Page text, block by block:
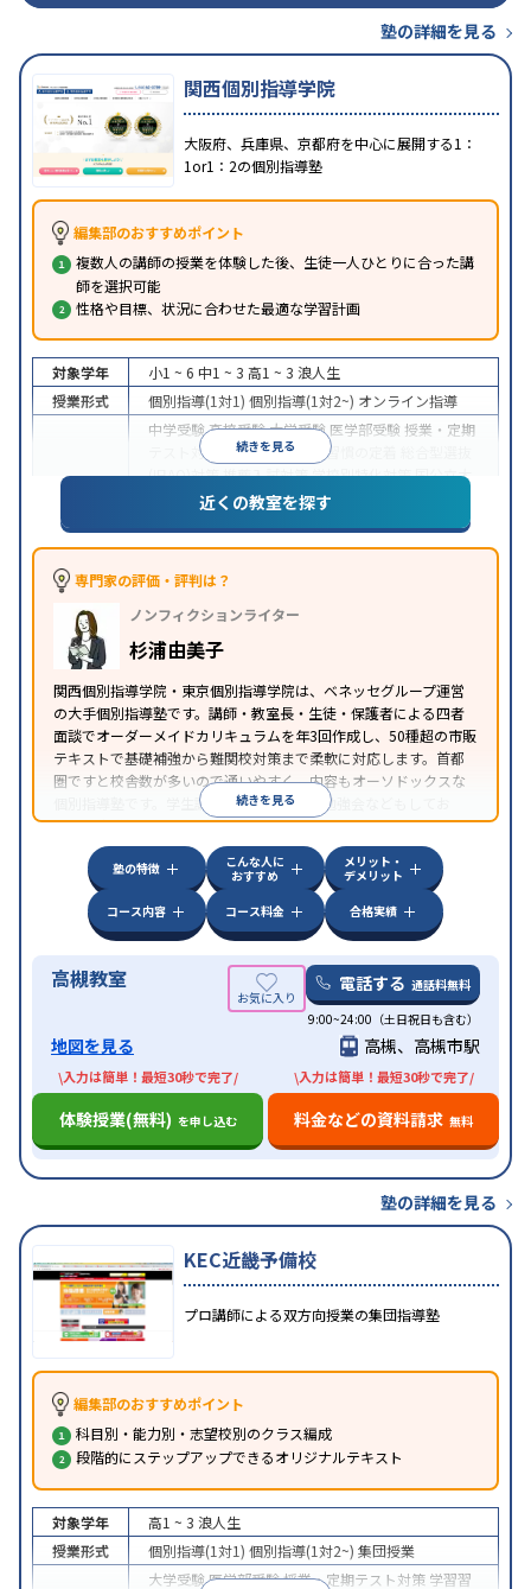
塾の詳細を見る
関西個別指導学院
大阪府、兵庫県、京都府を中心に展開する1：
1or1：2の個別指導塾
編集部のおすすめポイント
複数人の講師の授業を体験した後、生徒一人ひとりに合った講
師を選択可能
性格や目標、状況に合わせた最適な学習計画
続きを見る
対象学年 小1 ~ 6 中1 ~ 3 高1 ~ 3 浪人生
授業形式
個別指導(1対1) 個別指導(1対2~) オンライン指導
中学受験高校受験大学受験 医学部受験 授業・定期
テスト対策
内申点対策 学習習慣の定着
(旧AO)対策推薦入試対策学校別特化対策国公立大
私大対策共通テスト対策
その他科目別特化
中高一貫校生に対応
校生に対応 オンライン対応
節講習のみの受講可発達障害の子どもに対応
室あり
近くの教室を探す
専門家の評価・評判は？
ノンフィクションライター
杉浦由美子
関西個別指導学院・東京個別指導学院は、ベネッセグループ運営
の大手個別指導塾です。講師・教室長・生徒・保護者による四者
面談でオーダーメイドカリキュラムを年3回作成し、50種超の市販
テキストで基礎補強から難関校対策まで柔軟に対応します。首都
圏ですと校舎数が多いので通いやすく、内容もオーソドックスな
個別指導塾です。学生講師たちが自主的に勉強会などもしてお
り、学生講師の頑張りが目立ちます。
続きを見る
塾の特徴
こんな人に
おすすめ
メリット・
デメリット
コース内容
コース料金 合格実績
高槻教室 電話する 通話料無料
9:00~24:00（土日祝日も含む）
地図を見る 高槻、高槻市駅
\入力は簡単！最短30秒で完了/
体験授業(無料) を申し込む
\入力は簡単！最短30秒で完了/
料金などの資料請求 無料
塾の詳細を見る
KEC近畿予備校
プロ講師による双方向授業の集団指導塾
編集部のおすすめポイント
科目別・能力別・志望校別のクラス編成
段階的にステップアップできるオリジナルテキスト
対象学年 高1 ~ 3 浪人生
授業形式
個別指導(1対1) 個別指導(1対2~) 集団授業
大学受験医学部受験授業・定期テスト対策 学習習